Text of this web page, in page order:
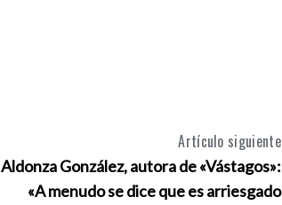
Artículo siguiente
Aldonza González, autora de «Vástagos»:
«A menudo se dice que es arriesgado